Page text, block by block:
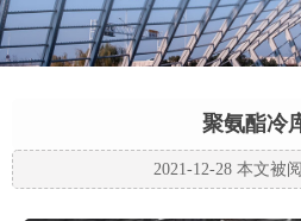
聚氨酯冷
2021-12-28 本文被